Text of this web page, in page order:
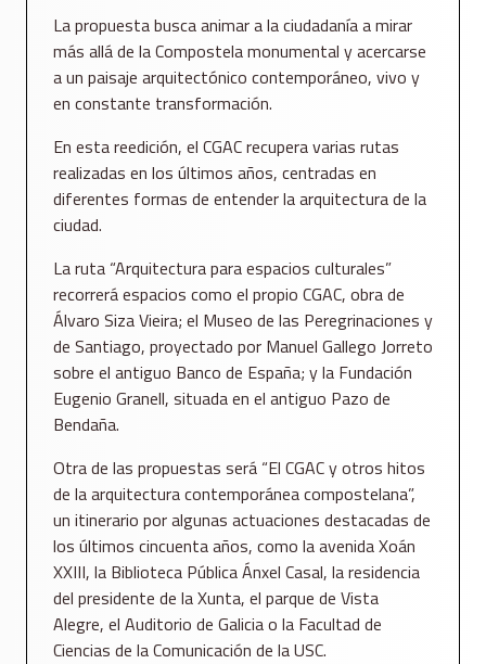
La propuesta busca animar a la ciudadanía a mirar
más allá de la Compostela monumental y acercarse
a un paisaje arquitectónico contemporáneo, vivo y
en constante transformación.
En esta reedición, el CGAC recupera varias rutas
realizadas en los últimos años, centradas en
diferentes formas de entender la arquitectura de la
ciudad.
La ruta “Arquitectura para espacios culturales”
recorrerá espacios como el propio CGAC, obra de
Álvaro Siza Vieira; el Museo de las Peregrinaciones y
de Santiago, proyectado por Manuel Gallego Jorreto
sobre el antiguo Banco de España; y la Fundación
Eugenio Granell, situada en el antiguo Pazo de
Bendaña.
Otra de las propuestas será “El CGAC y otros hitos
de la arquitectura contemporánea compostelana”,
un itinerario por algunas actuaciones destacadas de
los últimos cincuenta años, como la avenida Xoán
XXIII, la Biblioteca Pública Ánxel Casal, la residencia
del presidente de la Xunta, el parque de Vista
Alegre, el Auditorio de Galicia o la Facultad de
Ciencias de la Comunicación de la USC.